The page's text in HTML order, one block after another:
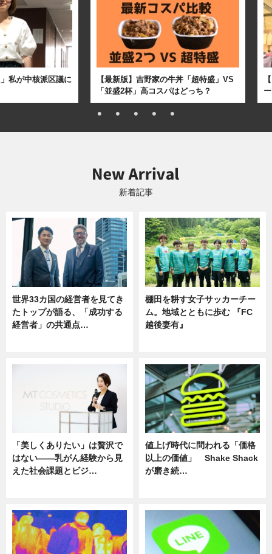
私が中核派区議に
【最新版】吉野家の牛丼「超特盛」VS
「並盛2杯」高コスパはどっち？
新着記事
世界33カ国の経営者を見てき
たトップが語る、「成功する
経営者」の共通点…
棚田を耕す女子サッカーチー
ム。地域とともに歩む 『FC
越後妻有』
「美しくありたい」は贅沢で
はない――乳がん経験から見
えた社会課題とビジ…
値上げ時代に問われる「価格
以上の価値」 Shake Shack
が磨き続…